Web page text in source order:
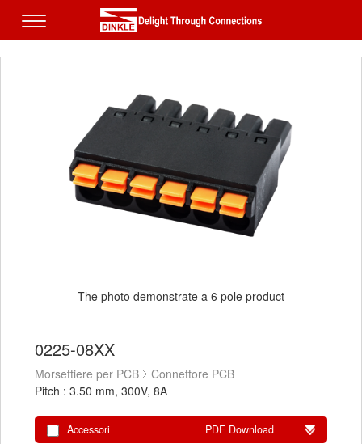
The photo demonstrate a 6 pole product
0225-08XX
Morsettiere per PCB
Connettore PCB
Pitch : 3.50 mm, 300V, 8A
Accessori PDF Download